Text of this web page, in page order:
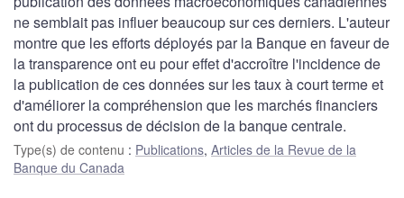
ne semblait pas influer beaucoup sur ces derniers. L'auteur
montre que les efforts déployés par la Banque en faveur de
la transparence ont eu pour effet d'accroître l'incidence de
la publication de ces données sur les taux à court terme et
d'améliorer la compréhension que les marchés financiers
ont du processus de décision de la banque centrale.
Type(s) de contenu : Publications, Articles de la Revue de la
Banque du Canada